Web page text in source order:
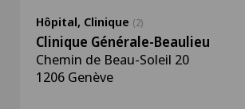
Hôpital, Clinique (2)
Clinique Générale-Beaulieu
Chemin de Beau-Soleil 20
1206 Genève